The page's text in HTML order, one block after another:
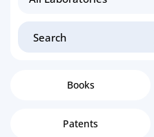
Books
Patents